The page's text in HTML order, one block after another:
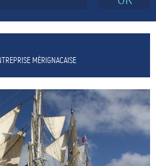
MÉRIGNACAISE